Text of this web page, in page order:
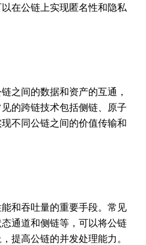
在公链上实现匿名性和隐私
之间的数据和资产的互通，
的跨链技术包括侧链、原子
不同公链之间的价值传输和
和吞吐量的重要手段。常见
通道和侧链等，可以将公链
提高公链的并发处理能力。